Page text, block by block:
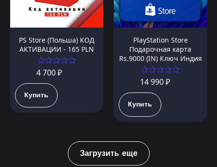
PS Store (Польша) КОД
АКТИВАЦИИ - 165 PLN
4 700 ₽
Купить
PlayStation Store
Подарочная карта
Rs.9000 (IN) Ключ Индия
14 990 ₽
Купить
Загрузить еще